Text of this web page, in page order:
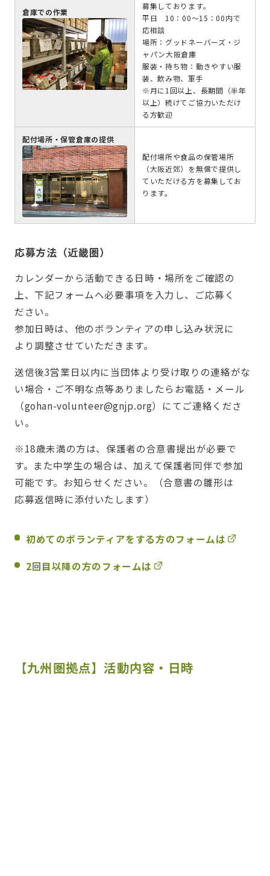
倉庫での作業
募集しております。
平日 10：00～15：00内で
応相談
場所：グッドネーバーズ・ジ
ャパン大阪倉庫
服装・持ち物：動きやすい服
装、飲み物、軍手
※月に1回以上、長期間（半年
以上）続けてご協力いただけ
る方歓迎
配付場所・保管倉庫の提供
配付場所や食品の保管場所
（大阪近郊）を無償で提供し
ていただける方を募集してお
ります。
応募方法（近畿圏）
カレンダーから活動できる日時・場所をご確認の
上、下記フォームへ必要事項を入力し、ご応募く
ださい。
参加日時は、他のボランティアの申し込み状況に
より調整させていただきます。
送信後3営業日以内に当団体より受け取りの連絡がな
い場合・ご不明な点等ありましたらお電話・メール
（gohan-volunteer@gnjp.org）にてご連絡くださ
い。
※18歳未満の方は、保護者の合意書提出が必要で
す。また中学生の場合は、加えて保護者同伴で参加
可能です。お知らせください。（合意書の雛形は
応募返信時に添付いたします）
初めてのボランティアをする方のフォームは
2回目以降の方のフォームは
【九州圏拠点】活動内容・日時